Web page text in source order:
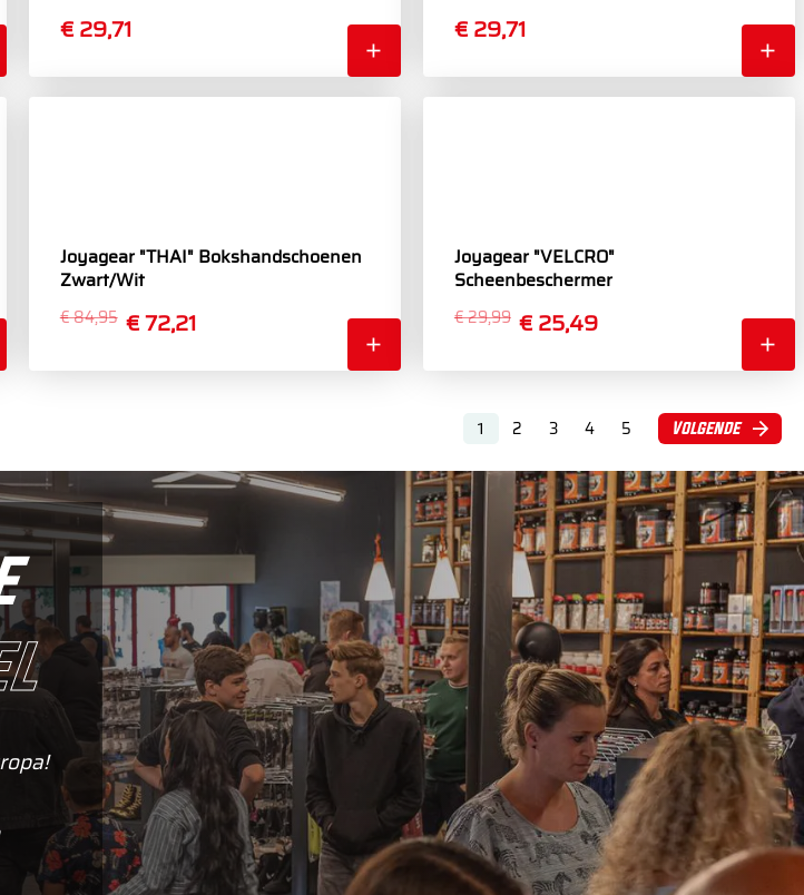
€ 29,71 € 29,71
Joyagear "THAI" Bokshandschoenen
Zwart/Wit
€ 72,21
€ 84,95
Joyagear "VELCRO"
Scheenbeschermer
€ 25,49
€ 29,99
1 2 3 4 5 Volgende